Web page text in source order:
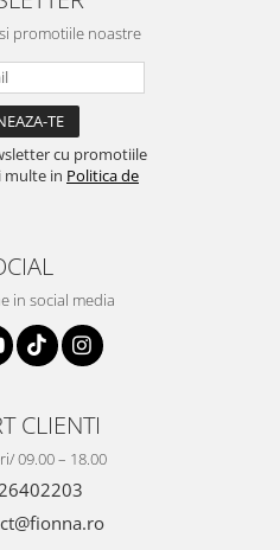
promotiile noastre
cu promotiile
multe in Politica de
in social media
CLIENTI
09.00 – 18.00